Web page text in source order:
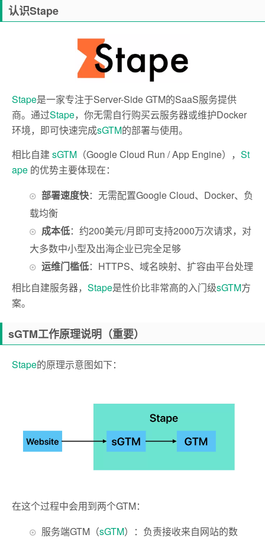
认识Stape
Stape是一家专注于Server-Side GTM的SaaS服务提供
商。通过Stape，你无需自行购买云服务器或维护Docker
环境，即可快速完成sGTM的部署与使用。
相比自建 sGTM （Google Cloud Run / App Engine）， St
ape 的优势主要体现在：
部署速度快：无需配置Google Cloud、Docker、负
载均衡
成本低：约200美元/月即可支持2000万次请求，对
大多数中小型及出海企业已完全足够
运维门槛低：HTTPS、域名映射、扩容由平台处理
相比自建服务器， Stape是性价比非常高的入门级sGTM方
案。
sGTM工作原理说明（重要）
Stape的原理示意图如下：
在这个过程中会用到两个GTM：
服务端GTM（sGTM）：负责接收来自网站的数